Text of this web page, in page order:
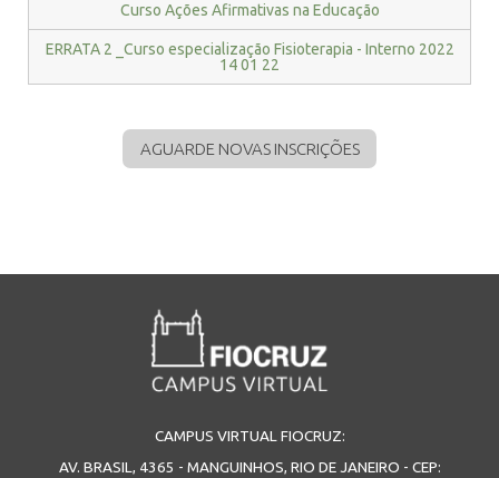
Curso Ações Afirmativas na Educação
ERRATA 2 _Curso especialização Fisioterapia - Interno 2022
14 01 22
AGUARDE NOVAS INSCRIÇÕES
CAMPUS VIRTUAL FIOCRUZ:
AV. BRASIL, 4365 - MANGUINHOS, RIO DE JANEIRO - CEP: